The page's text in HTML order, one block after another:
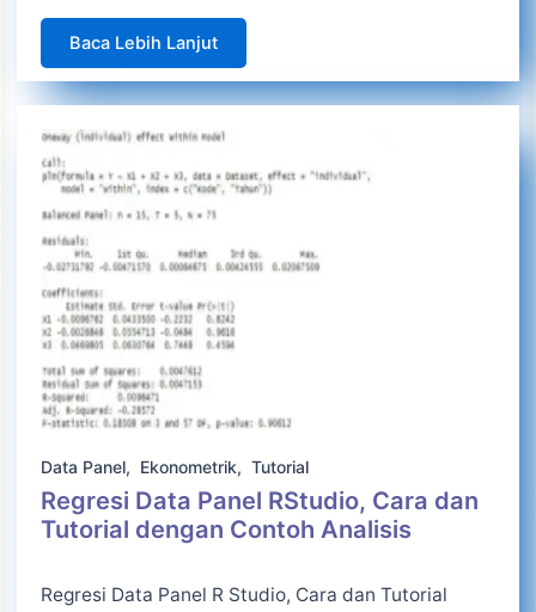
Baca Lebih Lanjut
Data Panel, Ekonometrik, Tutorial
Regresi Data Panel RStudio, Cara dan
Tutorial dengan Contoh Analisis
Regresi Data Panel R Studio, Cara dan Tutorial